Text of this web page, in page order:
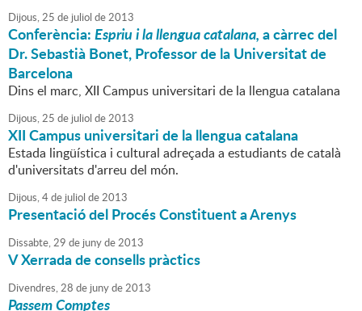
Dijous,25 de juliol de2013
Conferència:Espriu i la llengua catalana,a càrrec del
Dr. Sebastià Bonet, Professor de la Universitat de
Barcelona
Dins el marc, XII Campus universitari de la llengua catalana
Dijous,25 de juliol de2013
XII Campus universitari de la llengua catalana
Estada lingüística i cultural adreçada a estudiants de català
d'universitats d'arreu del món.
Dijous,4de juliol de2013
Presentació del Procés Constituent a Arenys
Dissabte,29 de junyde2013
V Xerrada de consells pràctics
Divendres,28 de junyde2013
Passem Comptes